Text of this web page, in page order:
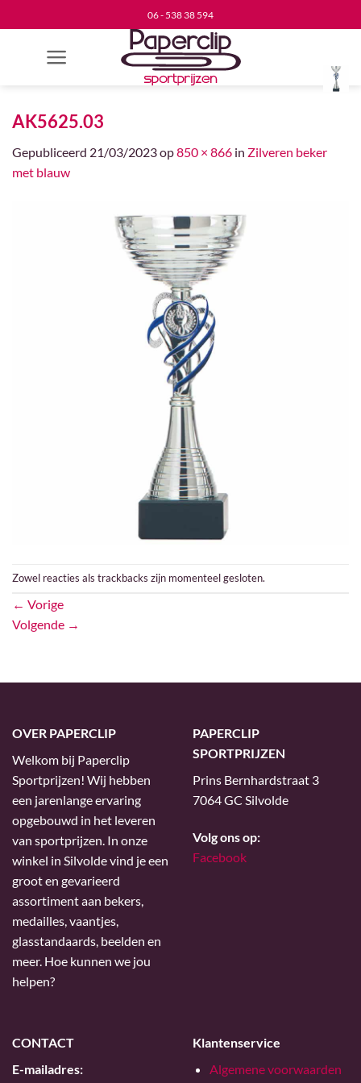
naar
06 - 538 38 594
AK5625.03
Gepubliceerd 21/03/2023op850 × 866 in Zilveren beker
met blauw
Zowel reacties als trackbacks zijn momenteel gesloten.
← Vorige
Volgende →
OVER PAPERCLIP
Welkom bij Paperclip
Sportprijzen! Wij hebben
een jarenlange ervaring
opgebouwd in het leveren
van sportprijzen. In onze
winkel in Silvolde vind je een
groot en gevarieerd
assortiment aan bekers,
medailles, vaantjes,
glasstandaards, beelden en
meer. Hoe kunnen we jou
helpen?
PAPERCLIP
SPORTPRIJZEN
Prins Bernhardstraat 3
7064 GC Silvolde
Volg ons op:
Facebook
CONTACT
E-mailadres:
Klantenservice
Algemene voorwaarden